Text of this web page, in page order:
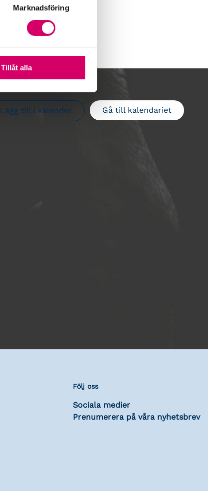
Marknadsföring
Tillåt alla
Gå till kalendariet
Lägg till i kalender
Följ oss
Sociala medier
Prenumerera på våra nyhetsbrev